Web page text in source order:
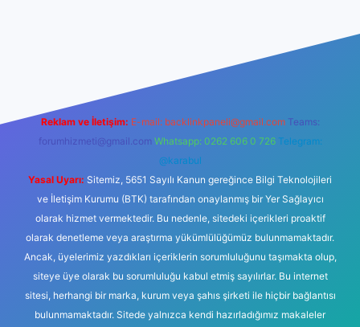
Reklam ve İletişim: E-mail: backlinkpaneli@gmail.com Teams:
forumhizmeti@gmail.com Whatsapp: 0262 606 0 726 Telegram:
@karabul
Yasal Uyarı: Sitemiz, 5651 Sayılı Kanun gereğince Bilgi Teknolojileri
ve İletişim Kurumu (BTK) tarafından onaylanmış bir Yer Sağlayıcı
olarak hizmet vermektedir. Bu nedenle, sitedeki içerikleri proaktif
olarak denetleme veya araştırma yükümlülüğümüz bulunmamaktadır.
Ancak, üyelerimiz yazdıkları içeriklerin sorumluluğunu taşımakta olup,
siteye üye olarak bu sorumluluğu kabul etmiş sayılırlar. Bu internet
sitesi, herhangi bir marka, kurum veya şahıs şirketi ile hiçbir bağlantısı
bulunmamaktadır. Sitede yalnızca kendi hazırladığımız makaleler